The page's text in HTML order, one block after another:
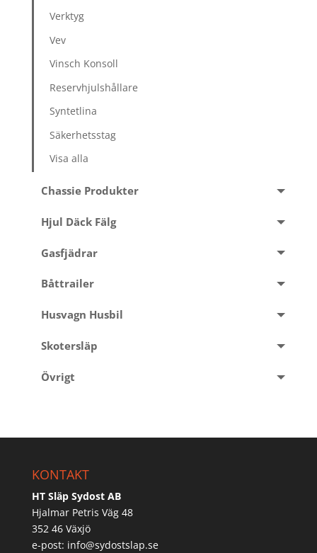
Verktyg
Vev
Vinsch Konsoll
Reservhjulshållare
Syntetlina
Säkerhetsstag
Visa alla
Chassie Produkter
Hjul Däck Fälg
Gasfjädrar
Båttrailer
Husvagn Husbil
Skotersläp
Övrigt
KONTAKT
HT Släp Sydost AB
Hjalmar Petris Väg 48
352 46 Växjö
e-post: info@sydostslap.se